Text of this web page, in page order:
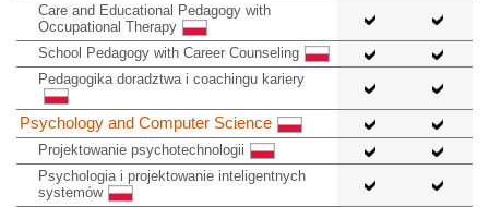
Care and Educational Pedagogy with
Occupational Therapy
School Pedagogy with Career Counseling
Pedagogika doradztwa i coachingu kariery
Psychology and Computer Science
Projektowanie psychotechnologii
Psychologia i projektowanie inteligentnych
systemów